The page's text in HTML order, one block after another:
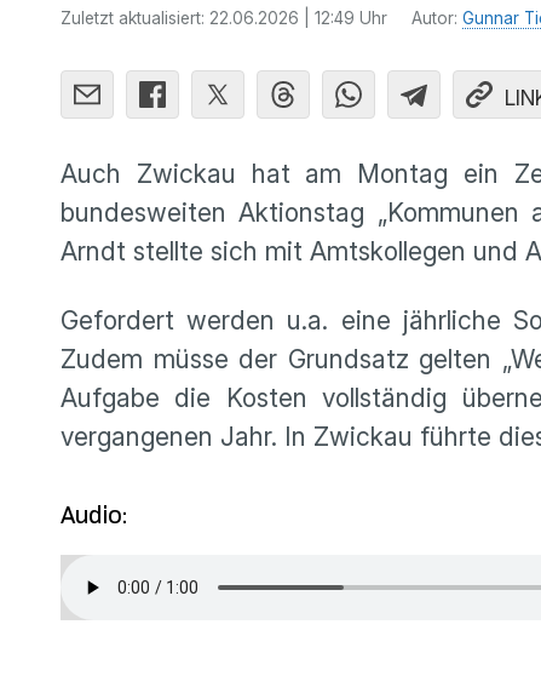
Zuletzt aktualisiert: 22.06.2026 | 12:49 Uhr Autor: Gunnar
Auch Zwickau hat am Montag ein
bundesweiten Aktionstag
Arndt stellte sich mit Amtskollegen und
Gefordert werden u.a. eine jährliche
Zudem müsse der Grundsatz gelten
Aufgabe die Kosten vollständig
vergangenen Jahr. In Zwickau führte
Audio: